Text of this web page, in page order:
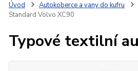
Úvod Autokoberce a vany do kufru
Standard Volvo XC90
Typové textilní